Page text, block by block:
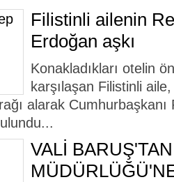
Filistinli ailenin
Erdoğan aşkı
Konakladıkları otelin
karşılaşan Filistinli
alarak Cumhurbaşkanı
VALİ